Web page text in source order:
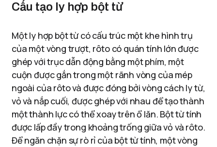
Cấu tạo ly hợp bột từ
Một ly hợp bột từ có cấu trúc một khe hình trụ
của một vòng trượt, rôto có quán tính lớn được
ghép với trục dẫn động bằng một phím, một
cuộn được gắn trong một rãnh vòng của mép
ngoài của rôto và được đóng bởi vòng cách ly từ,
vỏ và nắp cuối, được ghép với nhau để tạo thành
một thành lực có thể xoay trên ổ lăn. Bột từ tính
được lấp đầy trong khoảng trống giữa vỏ và rôto.
Để ngăn chặn sự rò rỉ của bột từ tính, một vòng